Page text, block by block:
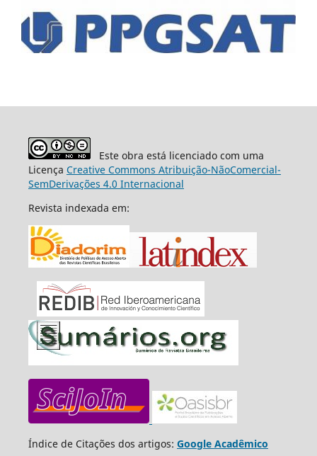
Este obra está licenciado com uma
Licença Creative Commons Atribuição-NãoComercial-
SemDerivações 4.0 Internacional
Revista indexada em:
Índice de Citações dos artigos: Google Acadêmico